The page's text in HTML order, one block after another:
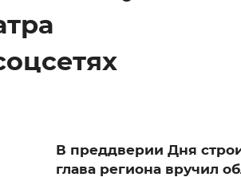
В преддверии Дня
глава региона вручил